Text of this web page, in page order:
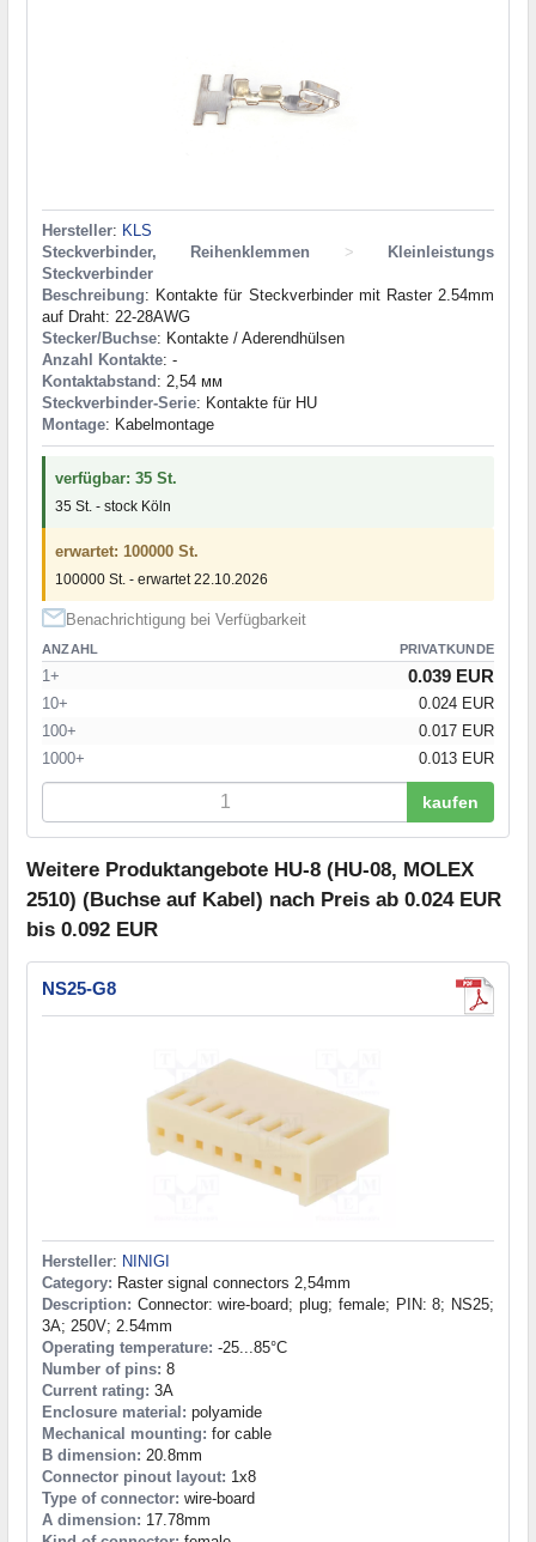
Hersteller: KLS
Steckverbinder, Reihenklemmen
>
Kleinleistungs
Steckverbinder
Beschreibung: Kontakte für Steckverbinder mit Raster 2.54mm
auf Draht: 22-28AWG
Stecker/Buchse: Kontakte / Aderendhülsen
Anzahl Kontakte: -
Kontaktabstand : 2,54 мм
Steckverbinder-Serie: Kontakte für HU
Montage: Kabelmontage
verfügbar: 35 St.
35 St. - stock Köln
erwartet: 100000 St.
100000 St. - erwartet 22.10.2026
Benachrichtigung bei Verfügbarkeit
ANZAHL PRIVATKUNDE
1+ 0.039 EUR
10+
0.024 EUR
100+
0.017 EUR
1000+
0.013 EUR
kaufen
Weitere Produktangebote HU-8 (HU-08, MOLEX
2510) (Buchse auf Kabel) nach Preis ab 0.024 EUR
bis 0.092 EUR
NS25-G8
Hersteller: NINIGI
Category: Raster signal connectors 2,54mm
Description: Connector: wire-board; plug; female; PIN: 8; NS25;
3A; 250V; 2.54mm
Operating temperature: -25...85°C
Number of pins: 8
Current rating: 3A
Enclosure material: polyamide
Mechanical mounting: for cable
B dimension: 20.8mm
Connector pinout layout: 1x8
Type of connector: wire-board
A dimension: 17.78mm